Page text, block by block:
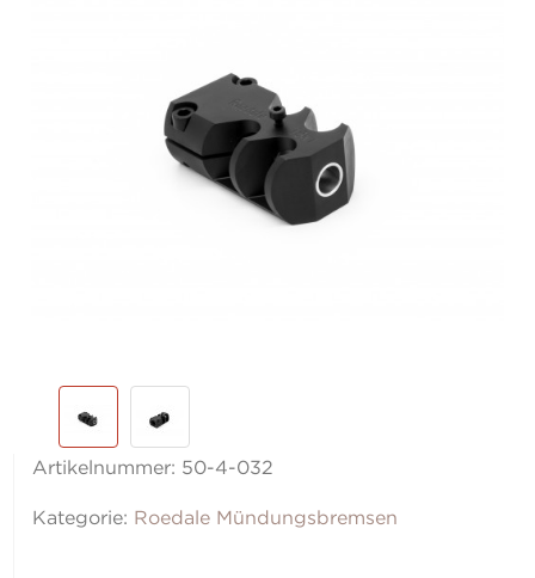
Artikelnummer: 50-4-032
Kategorie: Roedale Mündungsbremsen